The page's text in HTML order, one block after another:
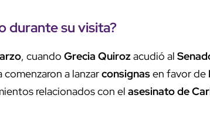
durante su visita?
, cuando Grecia Quirozacudió al
a lanzarconsignasen favor de
relacionados con el asesinato de